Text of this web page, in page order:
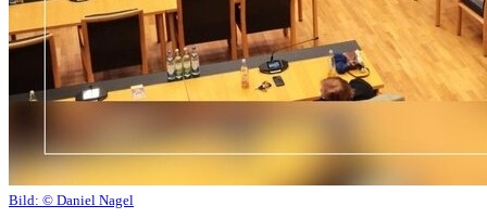
Bild: © Daniel Nagel